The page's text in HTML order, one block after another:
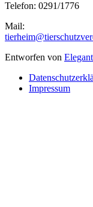
Telefon: 0291/1776
Mail:
Entworfen von
Impressum